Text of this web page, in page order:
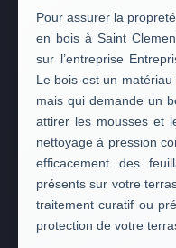
Pour assurer la
en bois à Saint
sur l’entreprise
Le bois est un
mais qui demande un
attirer les mousses et
nettoyage à pression
efficacement des
présents sur votre
traitement curatif ou
protection de votre